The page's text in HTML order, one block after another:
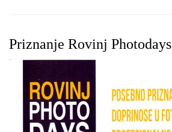
Priznanje Rovinj Photodays